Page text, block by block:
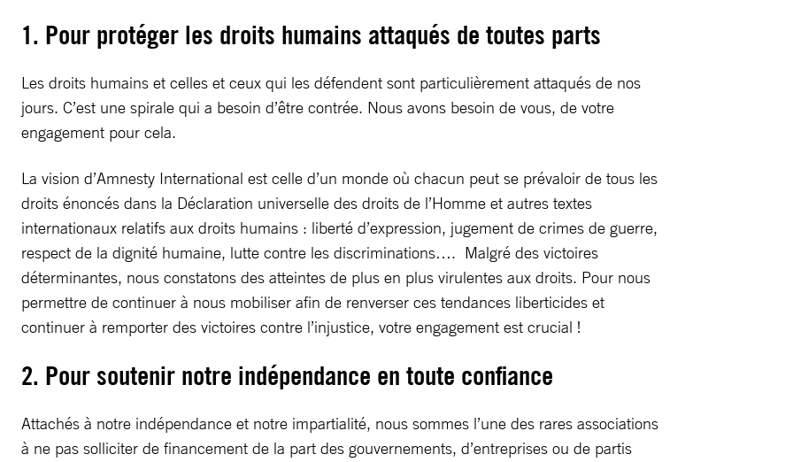
1. Pour protéger les droits humains attaqués de toutes parts
Les droits humains et celles et ceux qui les défendent sont particulièrement attaqués de nos
jours. C’est une spirale qui a besoin d’être contrée. Nous avons besoin de vous, de votre
engagement pour cela.
La vision d’Amnesty International est celle d’un monde où chacun peut se prévaloir de tous les
droits énoncés dans la Déclaration universelle des droits de l’Homme et autres textes
internationaux relatifs aux droits humains : liberté d’expression, jugement de crimes de guerre,
respect de la dignité humaine, lutte contre les discriminations…. Malgré des victoires
déterminantes, nous constatons des atteintes de plus en plus virulentes aux droits. Pour nous
permettre de continuer à nous mobiliser afin de renverser ces tendances liberticides et
continuer à remporter des victoires contre l’injustice, votre engagement est crucial !
2. Pour soutenir notre indépendance en toute confiance
Attachés à notre indépendance et notre impartialité, nous sommes l’une des rares associations
à ne pas solliciter de financement de la part des gouvernements, d’entreprises ou de partis